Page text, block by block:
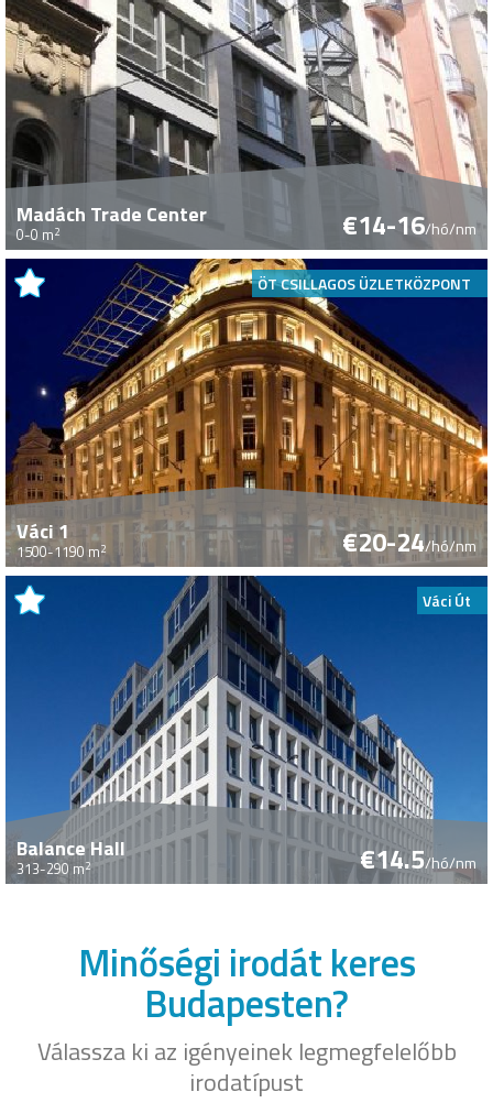
Madách Trade Center
0-0 m2 €14-16/hó/nm
ÖT CSILLAGOS ÜZLETKÖZPONT
Váci 1
1500-1190 m2 €20-24/hó/nm
Váci Út
Balance Hall
313-290 m2 €14.5/hó/nm
Minőségi irodát keres
Budapesten?
Válassza ki az igényeinek legmegfelelőbb
irodatípust